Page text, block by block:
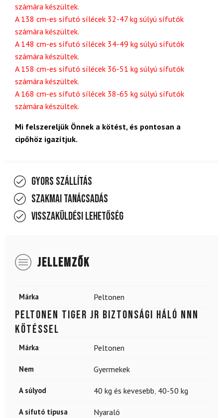
számára készültek.
A 138 cm-es sífutó sílécek 32-47 kg súlyú sífutók
számára készültek.
A 148 cm-es sífutó sílécek 34-49 kg súlyú sífutók
számára készültek.
A 158 cm-es sífutó sílécek 36-51 kg súlyú sífutók
számára készültek.
A 168 cm-es sífutó sílécek 38-65 kg súlyú sífutók
számára készültek.
Mi felszereljük Önnek a kötést, és pontosan a
cipőhöz igazítjuk.
Gyors szállítás
Szakmai tanácsadás
Visszaküldési lehetőség
JELLEMZŐK
Márka Peltonen
PELTONEN Tiger JR biztonsági háló NNN
kötéssel
Márka Peltonen
Nem Gyermekek
A súlyod 40 kg és kevesebb, 40-50 kg
A sífutó típusa Nyaraló